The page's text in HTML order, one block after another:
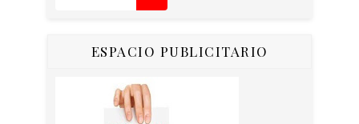
ESPACIO PUBLICITARIO